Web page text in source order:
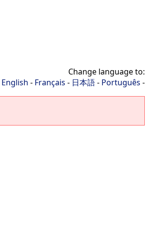
Change language to:
English - Français - 日本語- Português -